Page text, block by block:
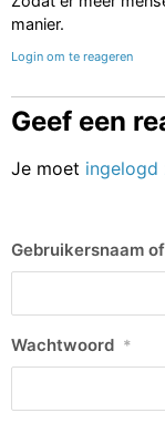
manier.
Login om te reageren
Geef een
Je moet ingelogd
Gebruikersnaam
Wachtwoord *